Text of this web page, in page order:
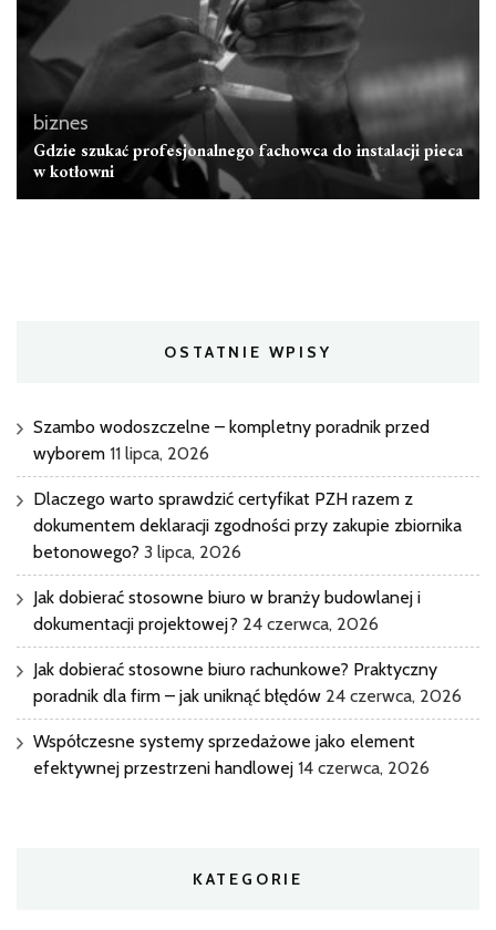
biznes
Gdzie szukać profesjonalnego fachowca do instalacji pieca
w kotłowni
OSTATNIE WPISY
Szambo wodoszczelne – kompletny poradnik przed
wyborem 11 lipca, 2026
Dlaczego warto sprawdzić certyfikat PZH razem z
dokumentem deklaracji zgodności przy zakupie zbiornika
betonowego? 3 lipca, 2026
Jak dobierać stosowne biuro w branży budowlanej i
dokumentacji projektowej? 24 czerwca, 2026
Jak dobierać stosowne biuro rachunkowe? Praktyczny
poradnik dla firm – jak uniknąć błędów 24 czerwca, 2026
Współczesne systemy sprzedażowe jako element
efektywnej przestrzeni handlowej 14 czerwca, 2026
KATEGORIE